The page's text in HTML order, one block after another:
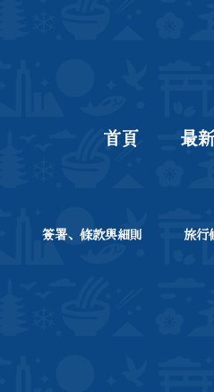
首頁 最
簽署、條款與細則 旅行